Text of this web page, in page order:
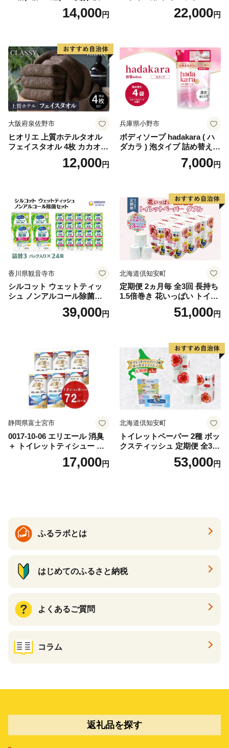
り×12セット)【1256759】
14,000円
パー（ダブル）64ロール(8ロ
ール×8パック) 開成町 トイレ
蓄 防災 エコ 消耗品 生活雑貨
生活用品 無香料 トイレット
ペーパー ダブル といれっと
ぺーぱー トイレ クレシア ト
イレットペーパー [BDBH002
-1]
22,000円
大阪府泉佐野市
ヒオリエ 上質ホテルタオル
フェイスタオル 4枚 カカオ
【タオル 泉州タオル 吸水 普
段使い 無地 シンプル 日用品
12,000円
兵庫県小野市
ボディソープ hadakara ( ハ
ダカラ ) 泡タイプ 詰め替え 4
40ml×4袋 ボディーソープ 泡
ボディソープ 泡 日用品 消耗
泡石鹸 石鹸 兵庫 兵庫県 小野
7,000円
香川県観音寺市
シルコット ウェットティッ
シュ ノンアルコール除菌詰
替（43枚×3P）×24袋 日用品
おもちゃ 拭き取り 手拭き 外
39,000円
北海道倶知安町
定期便 2ヵ月毎 全3回 長持ち
1.5倍巻き 花いっぱい トイレ
ットペーパー ダブル 45ｍ 計
72ロール 全18種 花柄 プリン
ー 消耗品 備蓄 送料無料 北海
道 倶知安町 日用品
51,000円
静岡県富士宮市
0017-10-06 エリエール 消臭
＋ トイレットティシュー し
っかり香るフレッシュクリア
の香り ダブル 12ロール×6パ
17,000円
北海道倶知安町
トイレットペーパー 2種 ボッ
クスティッシュ 定期便 全3
回 日本製 まとめ買い 防災
常備品 日用雑貨 消耗品 生活
53,000円
ふるラボとは
はじめてのふるさと納税
よくあるご質問
コラム
返礼品を探す